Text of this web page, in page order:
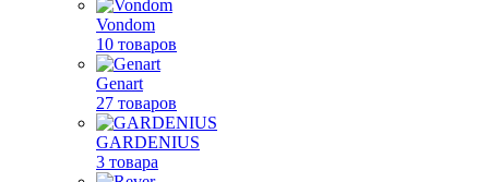
Vondom
10 товаров
Genart
27 товаров
GARDENIUS
3 товара